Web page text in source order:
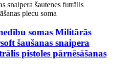
somas Militārās
šaušanas snaipera
pistoles pārnēsāšanas